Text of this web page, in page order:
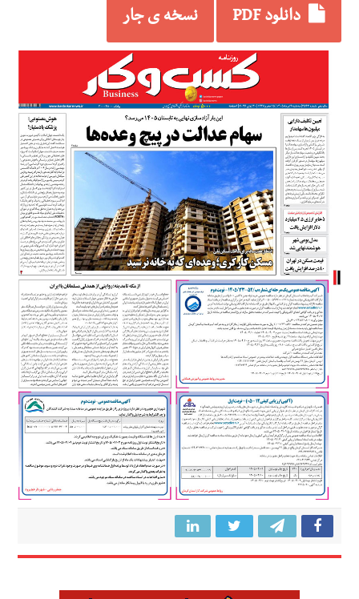
دانلود PDF نسخه ی جار